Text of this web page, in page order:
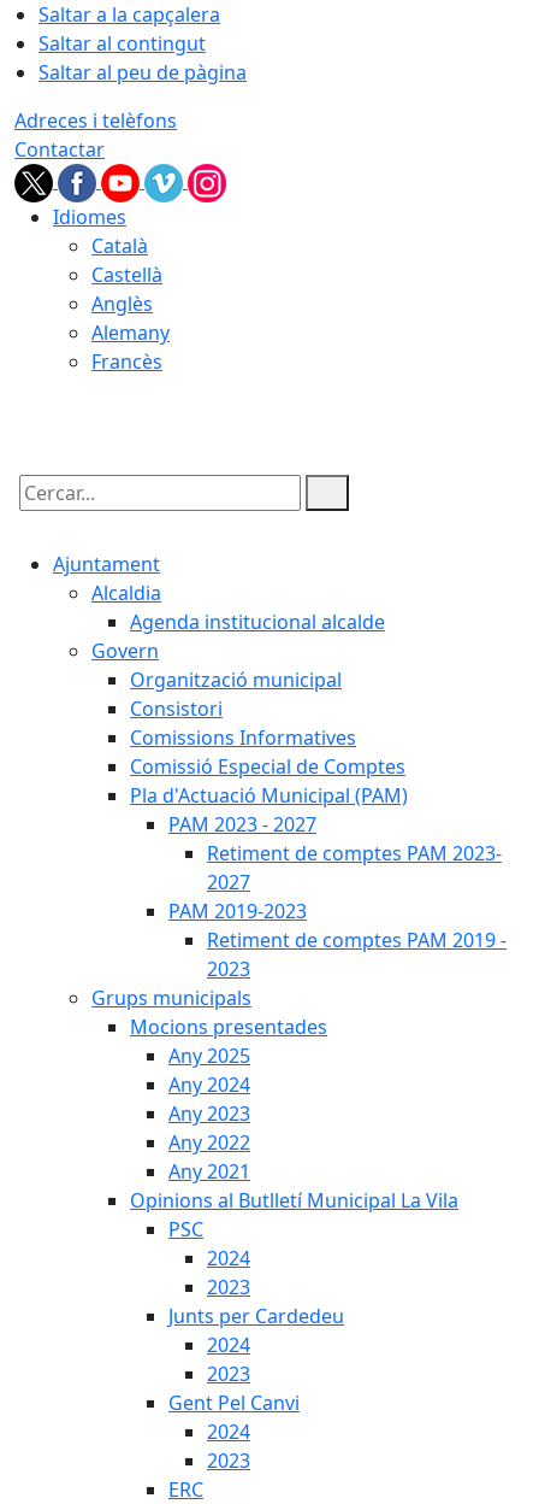
Saltar a la capçalera
Saltar al contingut
Saltar al peu de pàgina
Adreces i telèfons
Contactar
Idiomes
Català
Castellà
Anglès
Alemany
Francès
Cercar:
Ajuntament
Alcaldia
Agenda institucional alcalde
Govern
Organització municipal
Consistori
Comissions Informatives
Comissió Especial de Comptes
Pla d'Actuació Municipal (PAM)
PAM 2023 - 2027
Retiment de comptes PAM 2023-
2027
PAM 2019-2023
Retiment de comptes PAM 2019 -
2023
Grups municipals
Mocions presentades
Any 2025
Any 2024
Any 2023
Any 2022
Any 2021
Opinions al Butlletí Municipal La Vila
PSC
2024
2023
Junts per Cardedeu
2024
2023
Gent Pel Canvi
2024
2023
ERC